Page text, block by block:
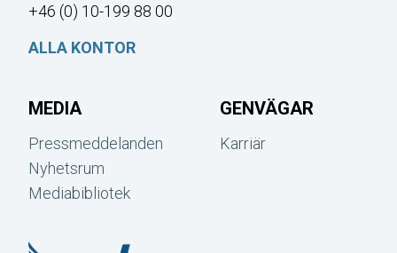
+46 (0) 10-199 88 00
ALLA KONTOR
MEDIA
Pressmeddelanden
Nyhetsrum
Mediabibliotek
GENVÄGAR
Karriär